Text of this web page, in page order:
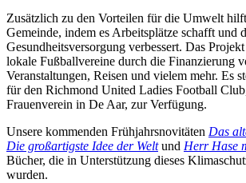
Zusätzlich zu den Vorteilen für die Umwelt
Gemeinde, indem es Arbeitsplätze schafft und
Gesundheitsversorgung verbessert. Das
lokale Fußballvereine durch die Finanzierung
Veranstaltungen, Reisen und vielem mehr. Es
für den Richmond United Ladies Football
Frauenverein in De Aar, zur Verfügung.
Unsere kommenden Frühjahrsnovitäten Das
Die großartigste Idee der Weltund Herr Hase
Bücher, die in Unterstützung dieses
wurden.